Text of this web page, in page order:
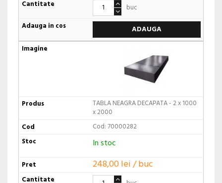
buc
ADAUGA
TABLA NEAGRA DECAPATA - 2 x 1000
x 2000
Cod: 70000282
In stoc
248,00 lei / buc